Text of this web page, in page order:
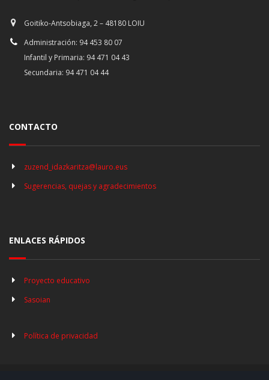
Goitiko-Antsobiaga, 2 – 48180 LOIU
Administración: 94 453 80 07
Infantil y Primaria: 94 471 04 43
Secundaria: 94 471 04 44
CONTACTO
zuzend_idazkaritza@lauro.eus
Sugerencias, quejas y agradecimientos
ENLACES RÁPIDOS
Proyecto educativo
Sasoian
Política de privacidad